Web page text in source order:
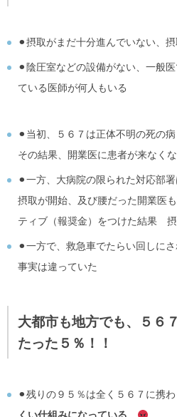
⚫︎摂取がまだ十分進んでいない、
⚫︎陰圧室などの設備がない、一般
ている医師が何人もいる
⚫︎当初、５６７は正体不明の死の
その結果、開業医に患者が来なく
⚫︎一方、大病院の限られた対応部
摂取が開始、及び腰だった開業医
ティブ（報奨金）をつけた結果
⚫︎一方で、救急車でたらい回しに
事実は違っていた
大都市も地方でも、５６
たった５％！！
⚫︎残りの９５％は全く５６７に携わ